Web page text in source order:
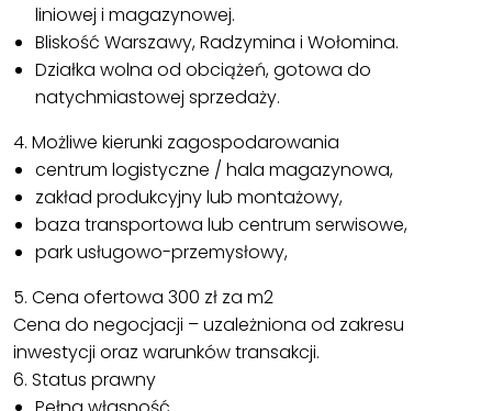
liniowej i magazynowej.
Bliskość Warszawy, Radzymina i Wołomina.
Działka wolna od obciążeń, gotowa do
natychmiastowej sprzedaży.
4. Możliwe kierunki zagospodarowania
centrum logistyczne / hala magazynowa,
zakład produkcyjny lub montażowy,
baza transportowa lub centrum serwisowe,
park usługowo-przemysłowy,
5. Cena ofertowa 300 zł za m2
Cena do negocjacji – uzależniona od zakresu
inwestycji oraz warunków transakcji.
6. Status prawny